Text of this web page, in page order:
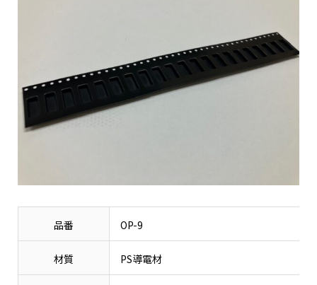
品番 OP-9
材質 PS導電材